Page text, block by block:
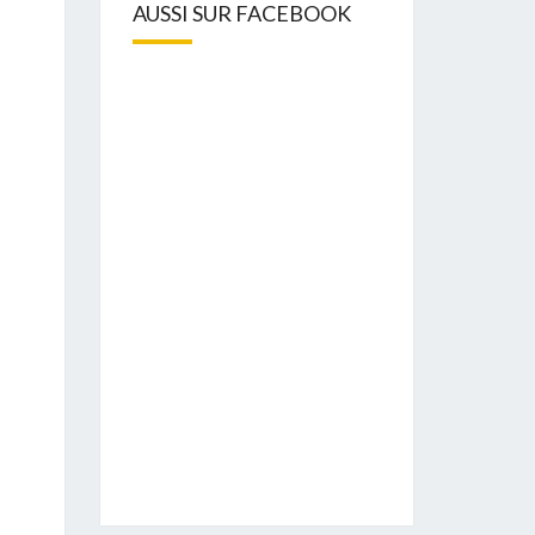
AUSSI SUR FACEBOOK